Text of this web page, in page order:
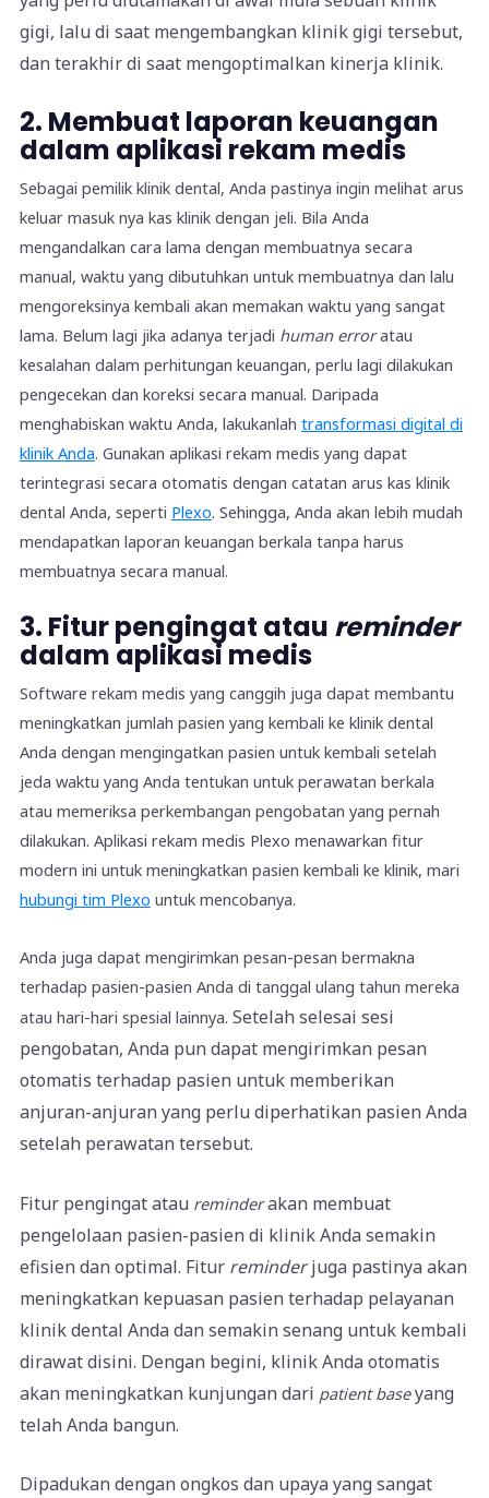
gigi, lalu di saat mengembangkan klinik gigi tersebut,
dan terakhir di saat mengoptimalkan kinerja klinik.
2. Membuat laporan keuangan
dalam aplikasi rekam medis
Sebagai pemilik klinik dental, Anda pastinya ingin melihat arus
keluar masuk nya kas klinik dengan jeli. Bila Anda
mengandalkan cara lama dengan membuatnya secara
manual, waktu yang dibutuhkan untuk membuatnya dan lalu
mengoreksinya kembali akan memakan waktu yang sangat
lama. Belum lagi jika adanya terjadi human erroratau
kesalahan dalam perhitungan keuangan, perlu lagi dilakukan
pengecekan dan koreksi secara manual. Daripada
menghabiskan waktu Anda, lakukanlah transformasi digital di
klinik Anda. Gunakan aplikasi rekam medis yang dapat
terintegrasi secara otomatis dengan catatan arus kas klinik
dental Anda, seperti Plexo. Sehingga, Anda akan lebih mudah
mendapatkan laporan keuangan berkala tanpa harus
membuatnya secara manual.
3. Fitur pengingat atau reminder
dalam aplikasi medis
Software rekam medis yang canggih juga dapat membantu
meningkatkan jumlah pasien yang kembali ke klinik dental
Anda dengan mengingatkan pasien untuk kembali setelah
jeda waktu yang Anda tentukan untuk perawatan berkala
atau memeriksa perkembangan pengobatan yang pernah
dilakukan. Aplikasi rekam medis Plexo menawarkan fitur
modern ini untuk meningkatkan pasien kembali ke klinik, mari
hubungi tim Plexo untuk mencobanya.
Anda juga dapat mengirimkan pesan-pesan bermakna
terhadap pasien-pasien Anda di tanggal ulang tahun mereka
atau hari-hari spesial lainnya. Setelah selesai sesi
pengobatan, Anda pun dapat mengirimkan pesan
otomatis terhadap pasien untuk memberikan
anjuran-anjuran yang perlu diperhatikan pasien Anda
setelah perawatan tersebut.
Fitur pengingat atau reminderakan membuat
pengelolaan pasien-pasien di klinik Anda semakin
efisien dan optimal. Fitur reminderjuga pastinya akan
meningkatkan kepuasan pasien terhadap pelayanan
klinik dental Anda dan semakin senang untuk kembali
dirawat disini. Dengan begini, klinik Anda otomatis
akan meningkatkan kunjungan dari patient baseyang
telah Anda bangun.
Dipadukan dengan ongkos dan upaya yang sangat